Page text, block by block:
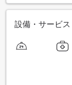
設備・サービス